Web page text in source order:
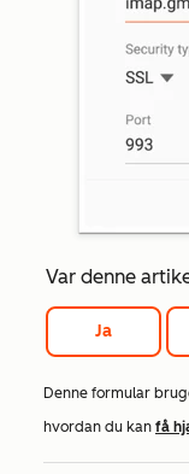
Var denne
Ja
Denne formular
hvordan du kan få